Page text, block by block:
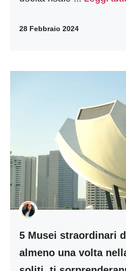
28 Febbraio 2024
5 Musei straordinari
almeno una volta